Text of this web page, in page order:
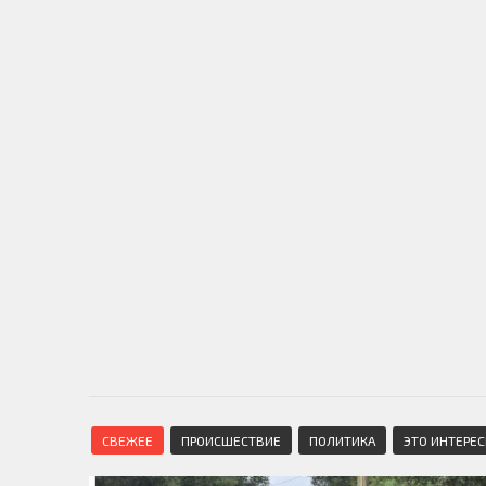
СВЕЖЕЕ ПРОИСШЕСТВИЕ ПОЛИТИКА ЭТО